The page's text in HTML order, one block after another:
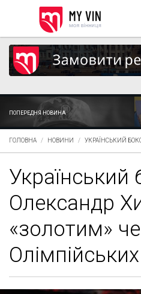
ПОПЕРЕДНЯ НОВИНА
ГОЛОВНА НОВИНИ УКРАЇНСЬКИЙ
Український
Олександр
«золотим»